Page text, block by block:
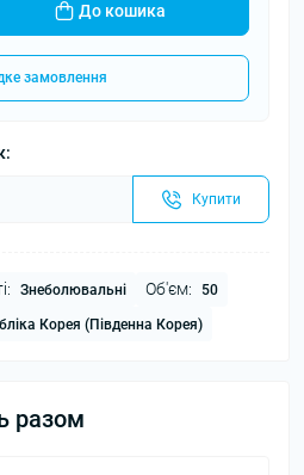
До кошика
замовлення
Купити
Знеболювальні Об'єм: 50
Корея (Південна Корея)
разом